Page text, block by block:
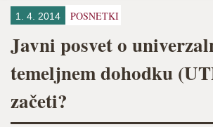
1. 4. 2014 POSNETKI
Javni posvet o
temeljnem dohodku
začeti?